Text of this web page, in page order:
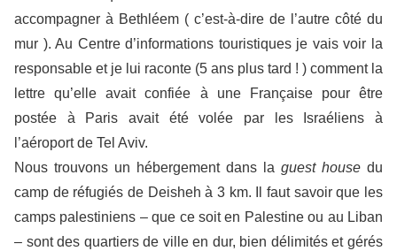
accompagner à Bethléem ( c’est-à-dire de l’autre côté du
mur ). Au Centre d’informations touristiques je vais voir la
responsable et je lui raconte (5 ans plus tard ! ) comment la
lettre qu’elle avait confiée à une Française pour être
postée à Paris avait été volée par les Israéliens à
l’aéroport de Tel Aviv.
Nous trouvons un hébergement dans la guest house du
camp de réfugiés de Deisheh à 3 km. Il faut savoir que les
camps palestiniens – que ce soit en Palestine ou au Liban
– sont des quartiers de ville en dur, bien délimités et gérés